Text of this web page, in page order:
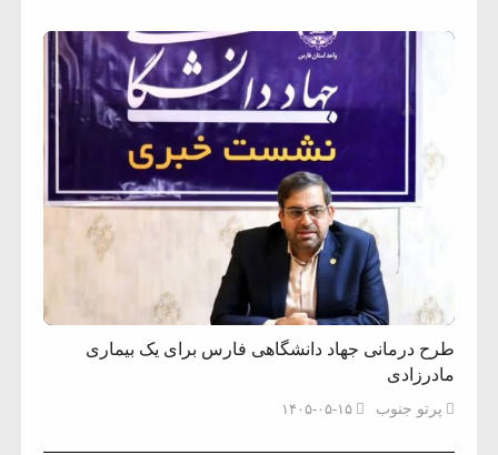
طرح درمانی جهاد دانشگاهی فارس برای یک بیماری
مادرزادی
پرتو جنوب ۱۴۰۵-۰۵-۱۵